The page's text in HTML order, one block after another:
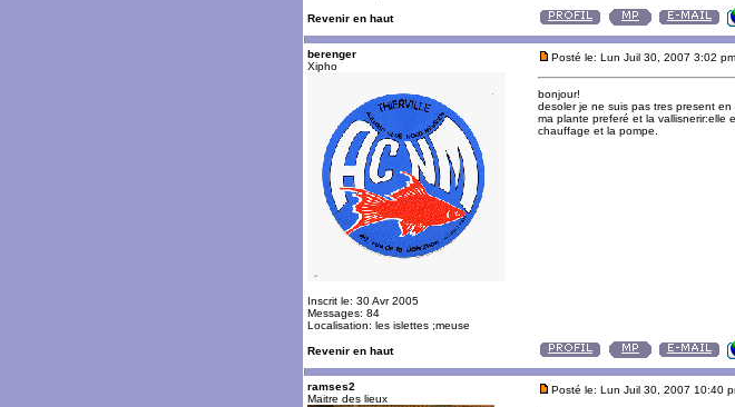
Revenir en haut
berenger
Xipho
Inscrit le: 30 Avr 2005
Messages: 84
Localisation: les islettes ;meuse
Posté le: Lun Juil 30, 2007 3:02 pm
bonjour!
desoler je ne suis pas tres present en
ma plante preferé et la vallisnerir:elle
chauffage et la pompe.
Revenir en haut
ramses2
Maitre des lieux
Posté le: Lun Juil 30, 2007 10:40